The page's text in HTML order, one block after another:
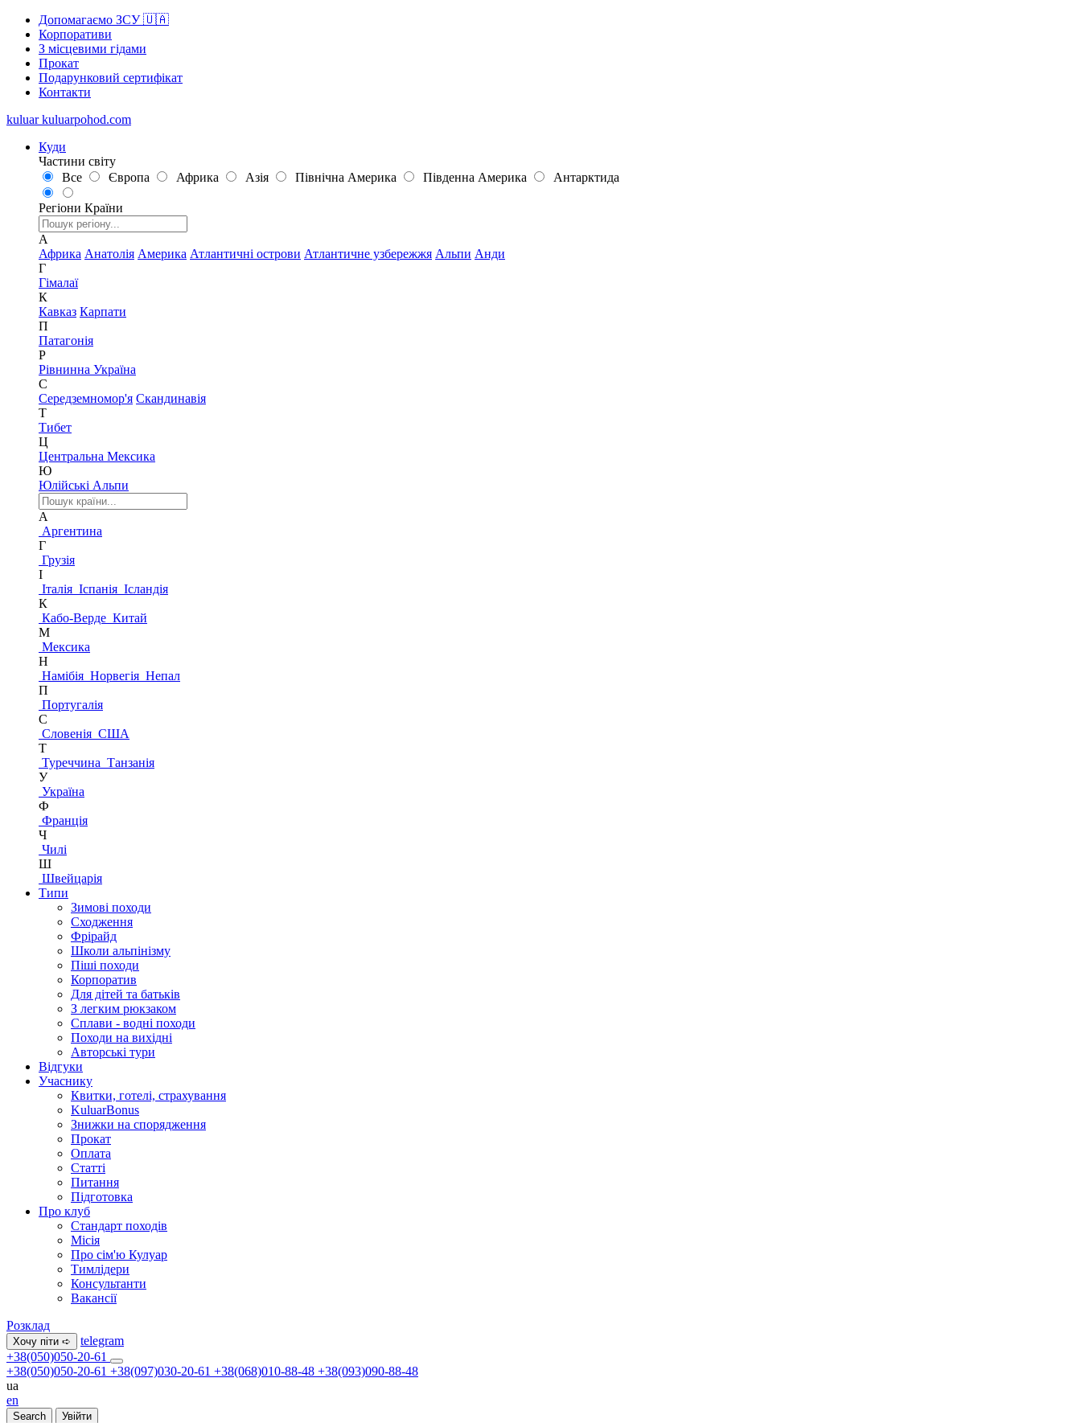
Допомагаємо ЗСУ 🇺🇦
Корпоративи
З місцевими гідами
Прокат
Подарунковий сертифікат
Контакти
kuluar kuluarpohod.com
Куди
Частини світу
Все
Європа Африка Азія Північна Америка Південна Америка Антарктида
Регіони Країни
А
Африка Анатолія Америка Атлантичні острови Атлантичне узбережжя Альпи Анди
Г
Гімалаї
К
Кавказ Карпати
П
Патагонія
Р
Рівнинна Україна
С
Середземномор'я Скандинавія
Т
Тибет
Ц
Центральна Мексика
Ю
Юлійські Альпи
А
Аргентина
Г
Грузія
І
Італія Іспанія Ісландія
К
Кабо-Верде Китай
М
Мексика
Н
Намібія Норвегія Непал
П
Португалія
С
Словенія США
Т
Туреччина Танзанія
У
Україна
Ф
Франція
Ч
Чилі
Ш
Швейцарія
Типи
Зимові походи
Сходження
Фрірайд
Школи альпінізму
Піші походи
Корпоратив
Для дітей та батьків
З легким рюкзаком
Сплави - водні походи
Походи на вихідні
Авторські тури
Відгуки
Учаснику
Квитки, готелі, страхування
KuluarBonus
Знижки на спорядження
Прокат
Оплата
Статті
Питання
Підготовка
Про клуб
Стандарт походів
Місія
Про сім'ю Кулуар
Тимлідери
Консультанти
Вакансії
Розклад
Хочу піти ➪
telegram
+38(050)050-20-61
+38(050)050-20-61 +38(097)030-20-61 +38(068)010-88-48 +38(093)090-88-48
ua
en
Search Увійти